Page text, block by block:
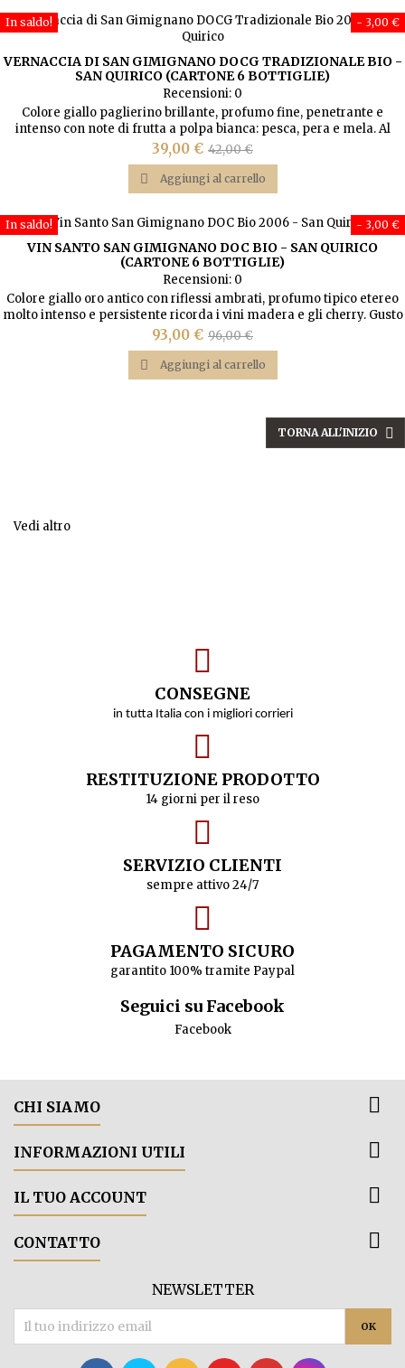
- 3,00 €
In saldo!
VERNACCIA DI SAN GIMIGNANO DOCG TRADIZIONALE BIO -
SAN QUIRICO (CARTONE 6 BOTTIGLIE)
Recensioni: 0
Colore giallo paglierino brillante, profumo fine, penetrante e
intenso con note di frutta a polpa bianca: pesca, pera e mela. Al
palato si presenta fresca, gusto equilibrato e armonico con
sensazioni di frutta fresca, di buon corpo, con una lunga
persistenza aromatica e retrogusto caratteristico di mandorla.
Prezzo
39,00 € Prezzo
base
42,00 €
 Aggiungi al carrello
- 3,00 €
In saldo!
VIN SANTO SAN GIMIGNANO DOC BIO - SAN QUIRICO
(CARTONE 6 BOTTIGLIE)
Recensioni: 0
Colore giallo oro antico con riflessi ambrati, profumo tipico etereo
molto intenso e persistente ricorda i vini madera e gli cherry. Gusto
caldo amabile armonico rotondo pieno di spessore gustativo
consistente molto gradevole.
Prezzo
93,00 € Prezzo
base
96,00 €
 Aggiungi al carrello
TORNA ALL'INIZIO 
Vedi altro
CONSEGNE
in tutta Italia con i migliori corrieri
RESTITUZIONE PRODOTTO
14 giorni per il reso
SERVIZIO CLIENTI
sempre attivo 24/7
PAGAMENTO SICURO
garantito 100% tramite Paypal
Seguici su Facebook
Facebook
CHI SIAMO 
INFORMAZIONI UTILI 
IL TUO ACCOUNT 
CONTATTO 
NEWSLETTER